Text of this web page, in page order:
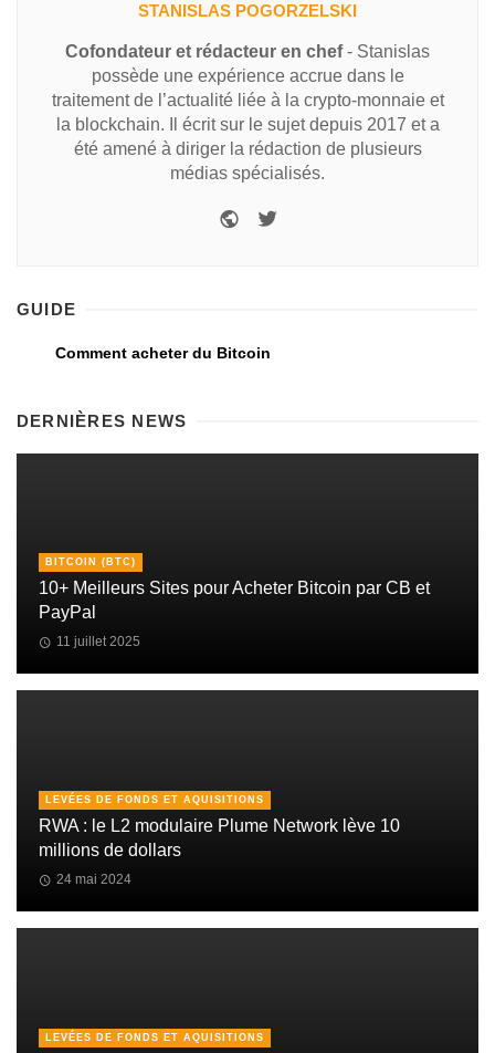
STANISLAS POGORZELSKI
Cofondateur et rédacteur en chef- Stanislas
possède une expérience accrue dans le
traitement de l’actualité liée à la crypto-monnaie et
la blockchain. Il écrit sur le sujet depuis 2017 et a
été amené à diriger la rédaction de plusieurs
médias spécialisés.
GUIDE
Comment acheter du Bitcoin
DERNIÈRES NEWS
BITCOIN (BTC)
10+ Meilleurs Sites pour Acheter Bitcoin par CB et
PayPal
11 juillet 2025
LEVÉES DE FONDS ET AQUISITIONS
RWA : le L2 modulaire Plume Network lève 10
millions de dollars
24 mai 2024
LEVÉES DE FONDS ET AQUISITIONS